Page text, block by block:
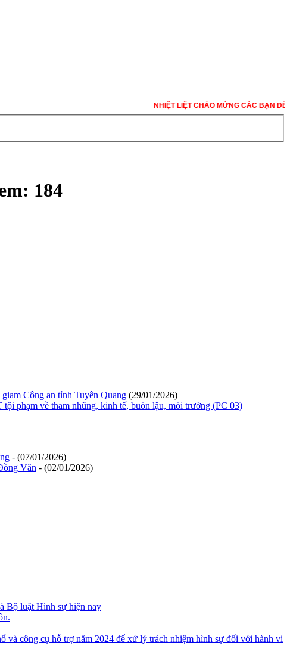
NHIỆT LIỆT CHÀO MỪNG CÁC BẠN ĐẾN
184
Công an tỉnh Tuyên Quang (29/01/2026)
phạm về tham nhũng, kinh tế, buôn lậu, môi trường (PC 03)
- (07/01/2026)
Văn - (02/01/2026)
Bộ luật Hình sự hiện nay
công cụ hỗ trợ năm 2024 để xử lý trách nhiệm hình sự đối với hành vi